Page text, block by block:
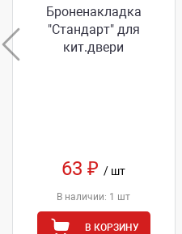
Броненакладка
"Стандарт" для
кит.двери
63 ₽/ шт
В наличии: 1 шт
В КОРЗИНУ